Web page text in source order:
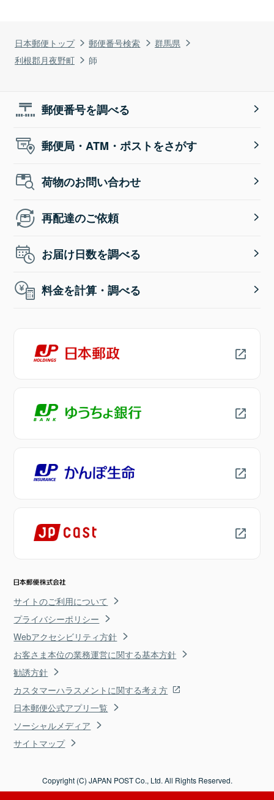
日本郵便トップ 郵便番号検索
群馬県
利根郡月夜野町
師
郵便番号を調べる
郵便局・ATM・ポストをさがす
荷物のお問い合わせ
再配達のご依頼
お届け日数を調べる
料金を計算・調べる
サイトのご利用について
プライバシーポリシー
Webアクセシビリティ方針
お客さま本位の業務運営に関する基本方針
勧誘方針
カスタマーハラスメントに関する考え方
日本郵便公式アプリ一覧
ソーシャルメディア
サイトマップ
Copyright (C) JAPAN POST Co., Ltd. All Rights Reserved.